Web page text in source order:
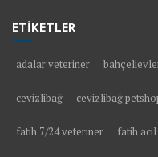
ETİKETLER
adalar veteriner
cevizlibağ cevizlibağ
fatih 7/24 veteriner fatih